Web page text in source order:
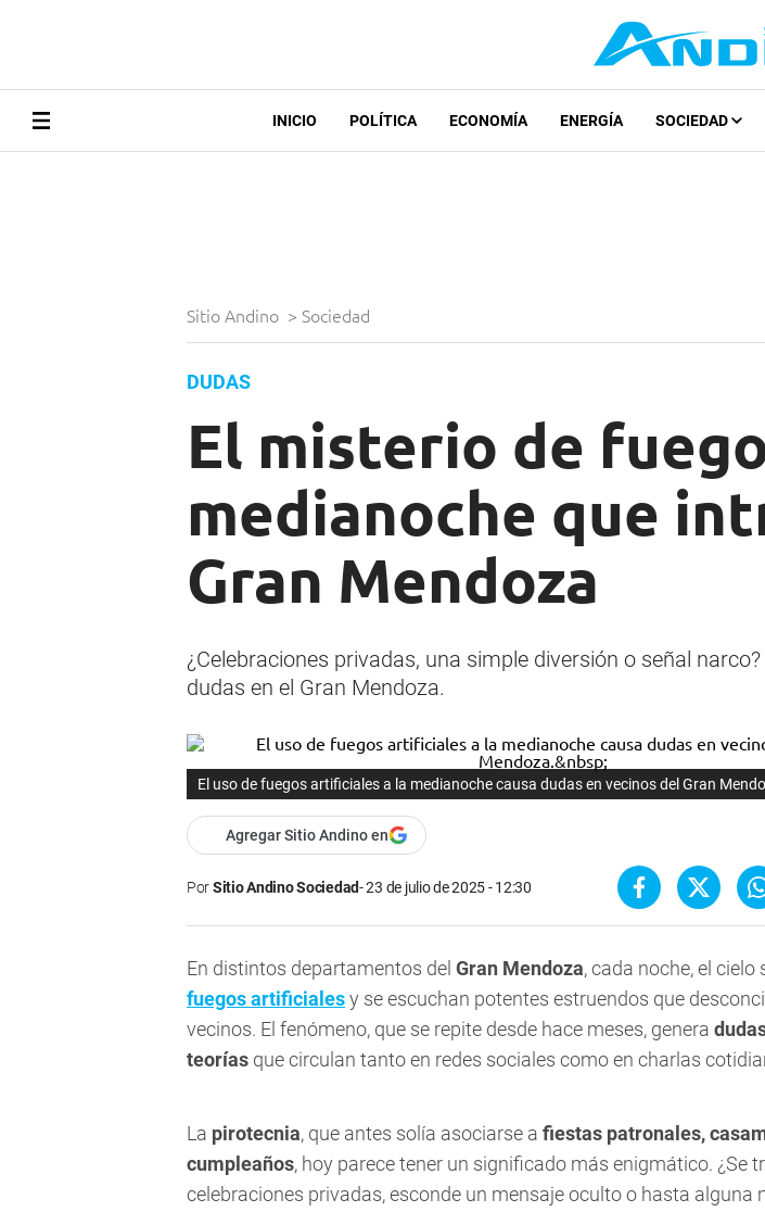
INICIO POLÍTICA ECONOMÍA ENERGÍA SOCIEDAD
Sitio Andino > Sociedad
DUDAS
El misterio de
medianoche que
Gran Mendoza
¿Celebraciones privadas, una simple diversión o señal
dudas en el Gran Mendoza.
El uso de fuegos artificiales a la medianoche causa dudas en vecinos del Gran
Agregar Sitio Andino en
PorSitio Andino Sociedad 23 de julio de 2025 - 12:30
En distintos departamentos del Gran Mendoza, cada noche, el cielo
fuegos artificialesy se escuchan potentes estruendos que
vecinos. El fenómeno, que se repite desde hace meses, genera
teorías que circulan tanto en redes sociales como en charlas
La pirotecnia, que antes solía asociarse a fiestas patronales,
cumpleaños, hoy parece tener un significado más enigmático. ¿Se
celebraciones privadas, esconde un mensaje oculto o hasta alguna